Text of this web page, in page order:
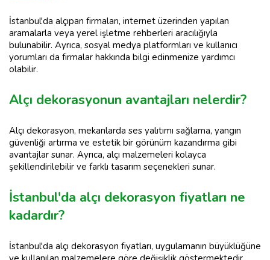
İstanbul'da alçıpan firmaları, internet üzerinden yapılan
aramalarla veya yerel işletme rehberleri aracılığıyla
bulunabilir. Ayrıca, sosyal medya platformları ve kullanıcı
yorumları da firmalar hakkında bilgi edinmenize yardımcı
olabilir.
Alçı dekorasyonun avantajları nelerdir?
Alçı dekorasyon, mekanlarda ses yalıtımı sağlama, yangın
güvenliği artırma ve estetik bir görünüm kazandırma gibi
avantajlar sunar. Ayrıca, alçı malzemeleri kolayca
şekillendirilebilir ve farklı tasarım seçenekleri sunar.
İstanbul'da alçı dekorasyon fiyatları ne
kadardır?
İstanbul'da alçı dekorasyon fiyatları, uygulamanın büyüklüğüne